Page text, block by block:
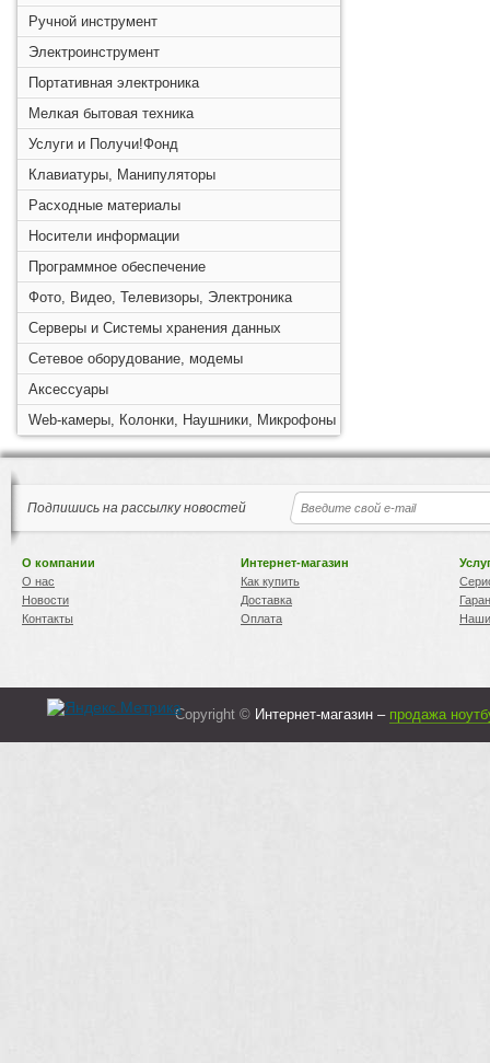
Ручной инструмент
Электроинструмент
Портативная электроника
Мелкая бытовая техника
Услуги и Получи!Фонд
Клавиатуры, Манипуляторы
Расходные материалы
Носители информации
Программное обеспечение
Фото, Видео, Телевизоры, Электроника
Серверы и Системы хранения данных
Сетевое оборудование, модемы
Аксессуары
Web-камеры, Колонки, Наушники, Микрофоны
Подпишись на рассылку новостей
О компании
О нас
Новости
Контакты
Интернет-магазин
Как купить
Доставка
Оплата
Copyright © Интернет-магазин – продажа